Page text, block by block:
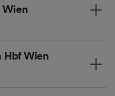
Wien
Hbf Wien